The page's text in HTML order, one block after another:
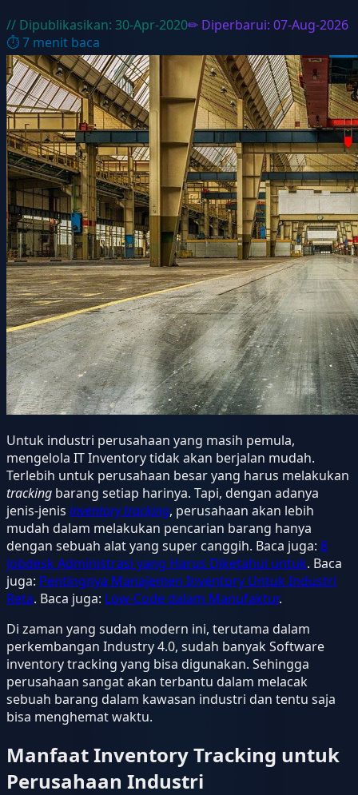
// Dipublikasikan: 30-Apr-2020✏ Diperbarui: 07-Aug-2026
⏱7 menit baca
Untuk industri perusahaan yang masih pemula,
mengelola IT Inventory tidak akan berjalan mudah.
Terlebih untuk perusahaan besar yang harus melakukan
tracking barang setiap harinya. Tapi, dengan adanya
jenis-jenis inventory tracking, perusahaan akan lebih
mudah dalam melakukan pencarian barang hanya
dengan sebuah alat yang super canggih. Baca juga: 8
Jobdesk Administrasi yang Harus Diketahui untuk. Baca
juga: Pentingnya Manajemen Inventory Untuk Industri
Reta. Baca juga: Low-Code dalam Manufaktur.
Di zaman yang sudah modern ini, terutama dalam
perkembangan Industry 4.0, sudah banyak Software
inventory tracking yang bisa digunakan. Sehingga
perusahaan sangat akan terbantu dalam melacak
sebuah barang dalam kawasan industri dan tentu saja
bisa menghemat waktu.
Manfaat Inventory Tracking untuk
Perusahaan Industri